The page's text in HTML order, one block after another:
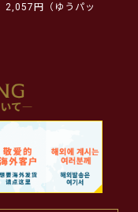
2,057円（ゆうパッ